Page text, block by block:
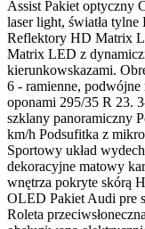
Assist Pakiet optyczny
laser light, światła
Reflektory HD Matrix
Matrix LED z
kierunkowskazami.
6 - ramienne, podwójne
oponami 295/35 R 23.
szklany panoramiczny
km/h Podsufitka z
Sportowy układ
dekoracyjne matowy
wnętrza pokryte skórą
OLED Pakiet Audi pre
Roleta